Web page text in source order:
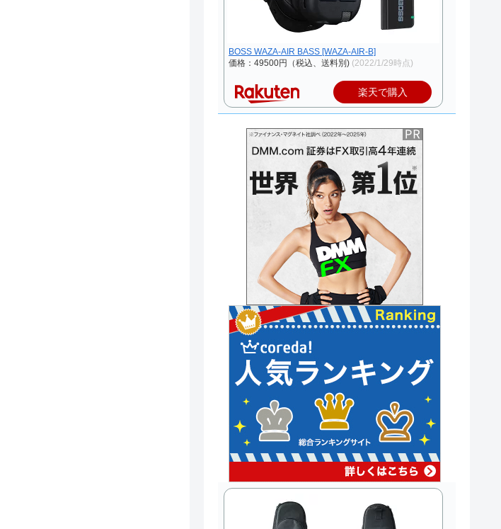
BOSS WAZA-AIR BASS [WAZA-AIR-B]
価格：49500円（税込、送料別) (2022/1/29時点)
楽天で購入